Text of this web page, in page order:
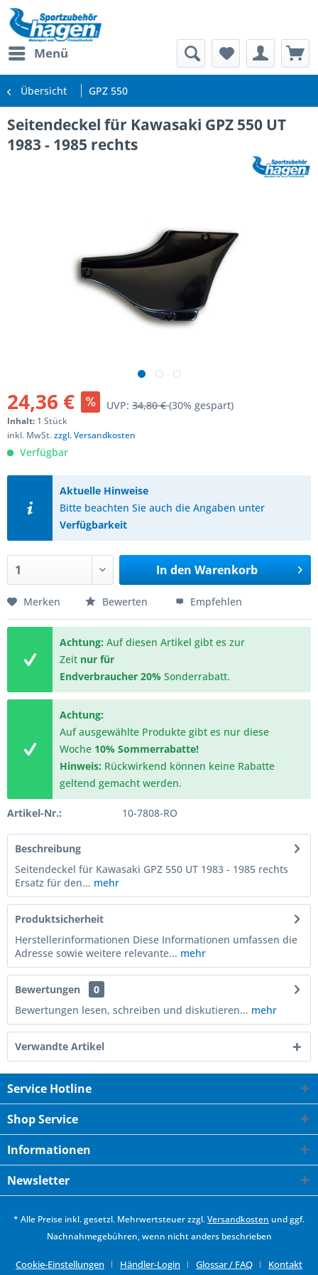
Menü
Übersicht GPZ 550
Seitendeckel für Kawasaki GPZ 550 UT
1983 - 1985 rechts
24,36 € UVP: 34,80 €(30% gespart)
Inhalt: 1 Stück
inkl. MwSt.zzgl. Versandkosten
Verfügbar
Aktuelle Hinweise
Bitte beachten Sie auch die Angaben unter
Verfügbarkeit
In den Warenkorb
Merken Bewerten Empfehlen
Achtung: Auf diesen Artikel gibt es zur
Zeit nur für
Endverbraucher20% Sonderrabatt.
Achtung:
Auf ausgewählte Produkte gibt es nur diese
Woche 10% Sommerrabatte!
Hinweis: Rückwirkend können keine Rabatte
geltend gemacht werden.
Artikel-Nr.: 10-7808-RO
Beschreibung
Seitendeckel für Kawasaki GPZ 550 UT 1983 - 1985 rechts
Ersatz für den... mehr
Produktsicherheit
Herstellerinformationen Diese Informationen umfassen die
Adresse sowie weitere relevante... mehr
Bewertungen
0
Bewertungen lesen, schreiben und diskutieren... mehr
Verwandte Artikel
Service Hotline
Shop Service
Informationen
Newsletter
* Alle Preise inkl. gesetzl. Mehrwertsteuer zzgl.Versandkosten und ggf.
Nachnahmegebühren, wenn nicht anders beschrieben
Cookie-Einstellungen Händler-Login Glossar / FAQ Kontakt